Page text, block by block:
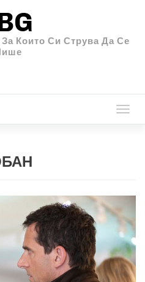
Които Си Струва Да Се